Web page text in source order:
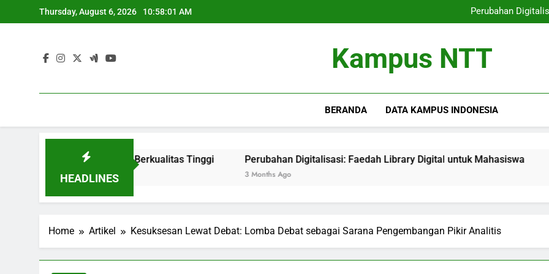
to
Thursday, August 6, 2026 10:58:02 AM
Perubahan
Strategi
Perubahan
Strategi
Kampus NTT
BERANDA DATA KAMPUS INDONESIA
HEADLINES
Lulusan Berkualitas Tinggi Perubahan Digitalisasi: Faedah Library Digital untuk Mahasiswa Strategi
Home Artikel Kesuksesan Lewat Debat: Lomba Debat sebagai Sarana Pengembangan Pikir Analitis